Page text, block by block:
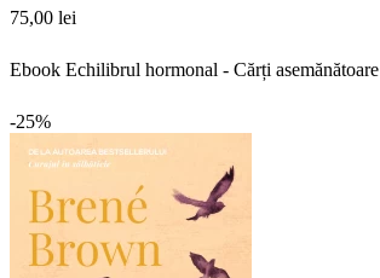
75,00 lei
Ebook Echilibrul hormonal - Cărți asemănătoare
-25%